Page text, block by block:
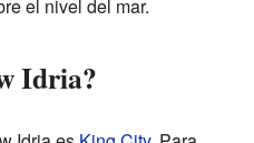
el nivel del mar.
Idria?